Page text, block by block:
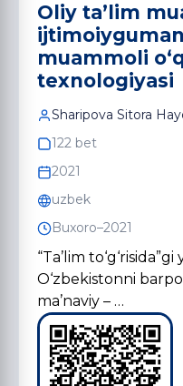
Oliy ta’lim
muammoli
texnologiyasi
Sharipova Sitora
122 bet
2021
uzbek
Buxoro–2021
“Ta’lim
O‘zbekistonni
ma’naviy – …